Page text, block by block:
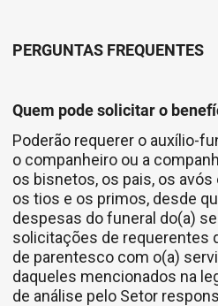
PERGUNTAS FREQUENTES
Quem pode solicitar o
Poderão requerer o auxílio-
o companheiro ou a
os bisnetos, os pais, os
os tios e os primos, desde
despesas do funeral do(a)
solicitações de requerentes
de parentesco com o(a)
daqueles mencionados na
de análise pelo Setor